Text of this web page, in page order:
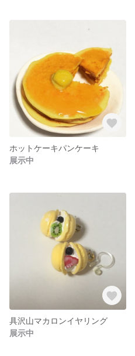
ホットケーキパンケーキ
展示中
具沢山マカロンイヤリング
展示中